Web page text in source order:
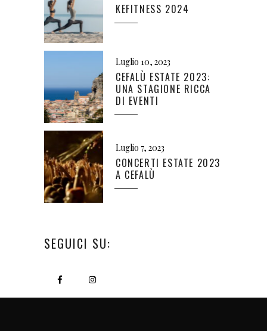
KEFITNESS 2024
Luglio 10, 2023
CEFALÙ ESTATE 2023:
UNA STAGIONE RICCA
DI EVENTI
Luglio 7, 2023
CONCERTI ESTATE 2023
A CEFALÙ
SEGUICI SU: